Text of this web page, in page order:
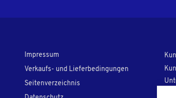
Impressum
Verkaufs- und Lieferbedingungen
Seitenverzeichnis